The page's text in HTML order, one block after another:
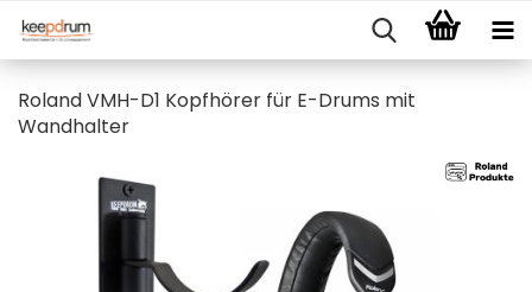
Roland VMH-D1 Kopfhörer für E-Drums mit
Wandhalter